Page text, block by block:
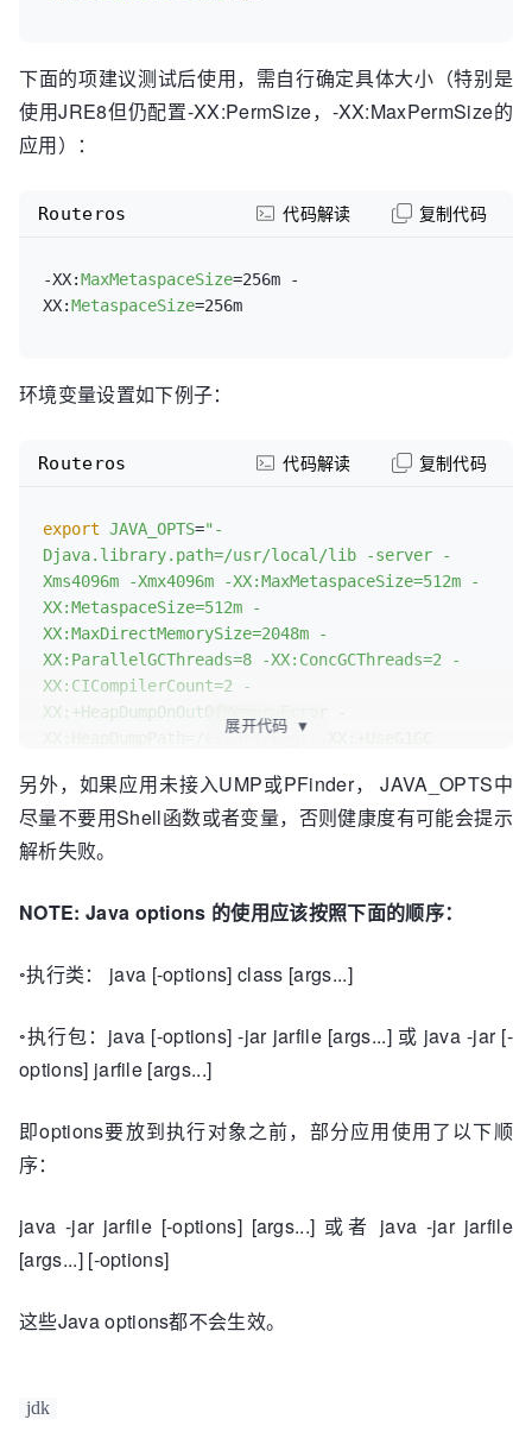
下面的项建议测试后使用，需自行确定具体大小（特别是
使用JRE8但仍配置-XX:PermSize，-XX:MaxPermSize的
应用）：
-XX:MaxMetaspaceSize=256m -
XX:MetaspaceSize
Routeros 代码解读 复制代码
环境变量设置如下例子：
export JAVA_OPTS="-
Djava.library.path=/usr/local/lib -server -
Xms4096m -Xmx4096m -XX:MaxMetaspaceSize=512m -
XX:MetaspaceSize=512m -
XX:MaxDirectMemorySize=2048m -
XX:ParallelGCThreads=8 -XX:ConcGCThreads=2 -
XX:CICompilerCount=2 -
XX:+HeapDumpOnOutOfMemoryError -
XX:HeapDumpPath=/export/Logs -XX:+UseG1GC
Routeros 代码解读 复制代码
展开代码 ▼
另外，如果应用未接入UMP或PFinder， JAVA_OPTS中
尽量不要用Shell函数或者变量，否则健康度有可能会提示
解析失败。
NOTE: Java options 的使用应该按照下面的顺序：
◦执行类： java [-options] class [args...]
◦执行包：java [-options] -jar jarfile [args...] 或 java -jar [-
options] jarfile [args...]
即options要放到执行对象之前，部分应用使用了以下顺
序：
java -jar jarfile [-options] [args...] 或者 java -jar jarfile
[args...] [-options]
这些Java options都不会生效。
jdk